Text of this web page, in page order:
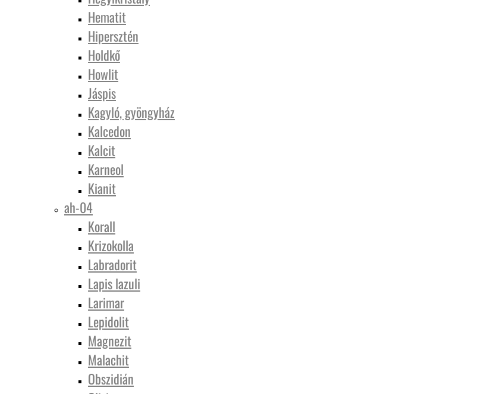
Hematit
Hipersztén
Holdkő
Howlit
Jáspis
Kagyló, gyöngyház
Kalcedon
Kalcit
Karneol
Kianit
ah-04
Korall
Krizokolla
Labradorit
Lapis lazuli
Larimar
Lepidolit
Magnezit
Malachit
Obszidián